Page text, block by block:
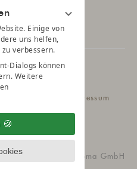
Einige von
uns helfen,
verbessern.
Dialogs können
Weitere
vioma GmbH
Impressum